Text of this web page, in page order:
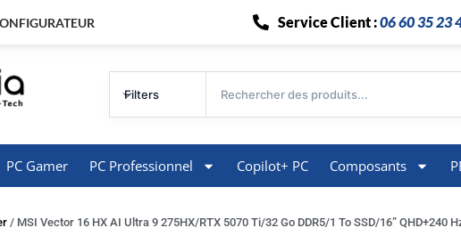
Service Client :06 60 35 23
Filters
PC Gamer PC Professionnel Copilot+ PC Composants
/ MSI Vector 16 HX AI Ultra 9 275HX/RTX 5070 Ti/32 Go DDR5/1 To SSD/16” QHD+240